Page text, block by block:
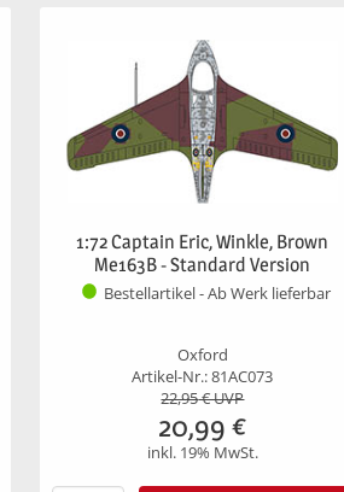
1:72 Captain Eric, Winkle, Brown
Me163B - Standard Version
Bestellartikel - Ab Werk lieferbar
Oxford
Artikel-Nr.: 81AC073
22,95€ UVP
20,99 €
inkl. 19% MwSt.